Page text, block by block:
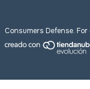
Consumers Defense. For